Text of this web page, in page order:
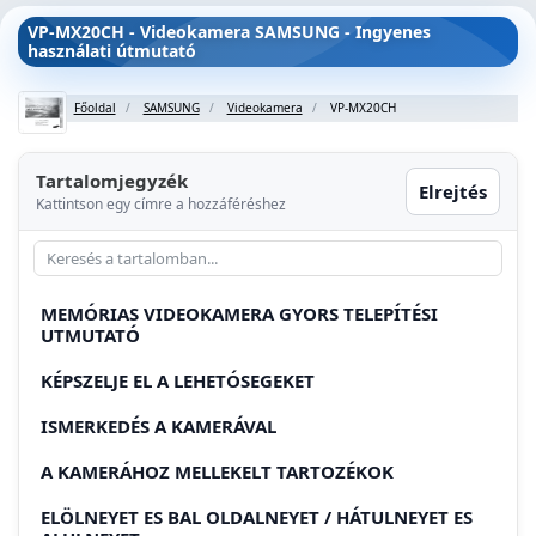
VP-MX20CH - Videokamera SAMSUNG - Ingyenes
használati útmutató
Főoldal SAMSUNG Videokamera VP-MX20CH
Tartalomjegyzék
Kattintson egy címre a hozzáféréshez
Elrejtés
MEMÓRIAS VIDEOKAMERA GYORS TELEPÍTÉSI
UTMUTATÓ
KÉPSZELJE EL A LEHETÓSEGEKET
ISMERKEDÉS A KAMERÁVAL
A KAMERÁHOZ MELLEKELT TARTOZÉKOK
ELÖLNEYET ES BAL OLDALNEYET / HÁTULNEYET ES